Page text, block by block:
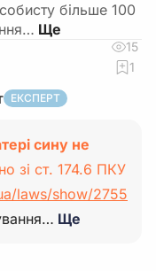
більше 100
15
1
ЕКСПЕРТ
сину не
зі ст. 174.6 ПКУ
laws/show/2755
Ще